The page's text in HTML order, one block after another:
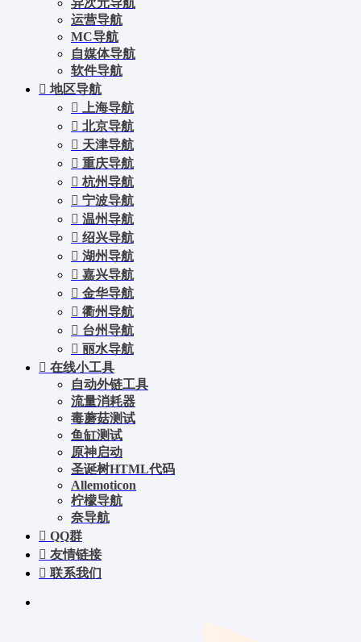
异次元导航
运营导航
MC导航
自媒体导航
软件导航
地区导航
上海导航
北京导航
天津导航
重庆导航
杭州导航
宁波导航
温州导航
绍兴导航
湖州导航
嘉兴导航
金华导航
衢州导航
台州导航
丽水导航
在线小工具
自动外链工具
流量消耗器
毒蘑菇测试
鱼缸测试
原神启动
圣诞树HTML代码
Allemoticon
柠檬导航
奈导航
QQ群
友情链接
联系我们